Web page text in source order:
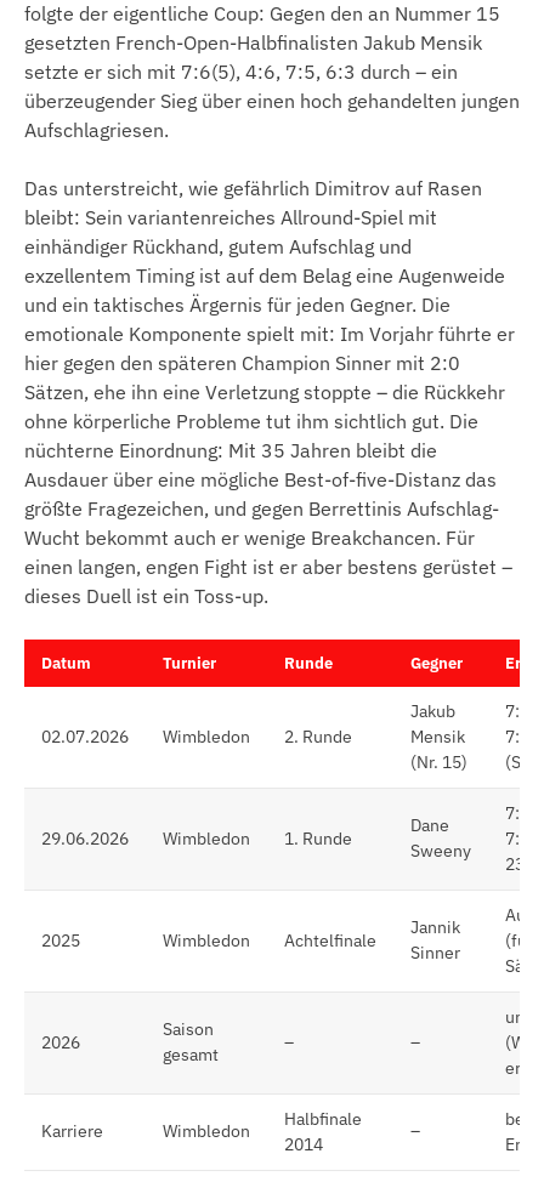
folgte der eigentliche Coup: Gegen den an Nummer 15
gesetzten French-Open-Halbfinalisten Jakub Mensik
setzte er sich mit 7:6(5), 4:6, 7:5, 6:3 durch – ein
überzeugender Sieg über einen hoch gehandelten jungen
Aufschlagriesen.
Das unterstreicht, wie gefährlich Dimitrov auf Rasen
bleibt: Sein variantenreiches Allround-Spiel mit
einhändiger Rückhand, gutem Aufschlag und
exzellentem Timing ist auf dem Belag eine Augenweide
und ein taktisches Ärgernis für jeden Gegner. Die
emotionale Komponente spielt mit: Im Vorjahr führte er
hier gegen den späteren Champion Sinner mit 2:0
Sätzen, ehe ihn eine Verletzung stoppte – die Rückkehr
ohne körperliche Probleme tut ihm sichtlich gut. Die
nüchterne Einordnung: Mit 35 Jahren bleibt die
Ausdauer über eine mögliche Best-of-five-Distanz das
größte Fragezeichen, und gegen Berrettinis Aufschlag-
Wucht bekommt auch er wenige Breakchancen. Für
einen langen, engen Fight ist er aber bestens gerüstet –
dieses Duell ist ein Toss-up.
Datum Turnier Runde Gegner
02.07.2026 Wimbledon 2. Runde
Jakub
Mensik
(Nr. 15)
7:5,
29.06.2026 Wimbledon 1. Runde
Dane
Sweeny
7:5
23
2025 Wimbledon Achtelfinale
Jannik
Sinner
2026
Saison
gesamt
– –
Karriere Wimbledon
Halbfinale
2014
–